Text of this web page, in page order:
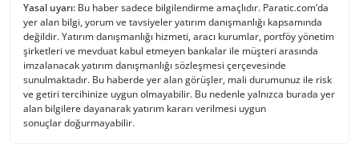
Yasal uyarı: Bu haber sadece bilgilendirme amaçlıdır. Paratic.com’da
yer alan bilgi, yorum ve tavsiyeler yatırım danışmanlığı kapsamında
değildir. Yatırım danışmanlığı hizmeti, aracı kurumlar, portföy yönetim
şirketleri ve mevduat kabul etmeyen bankalar ile müşteri arasında
imzalanacak yatırım danışmanlığı sözleşmesi çerçevesinde
sunulmaktadır. Bu haberde yer alan görüşler, mali durumunuz ile risk
ve getiri tercihinize uygun olmayabilir. Bu nedenle yalnızca burada yer
alan bilgilere dayanarak yatırım kararı verilmesi uygun
sonuçlar doğurmayabilir.